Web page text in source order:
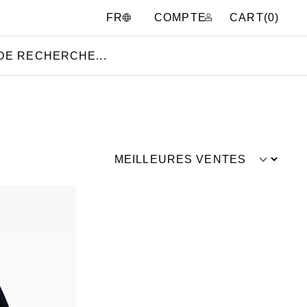
FR COMPTE CART(0)